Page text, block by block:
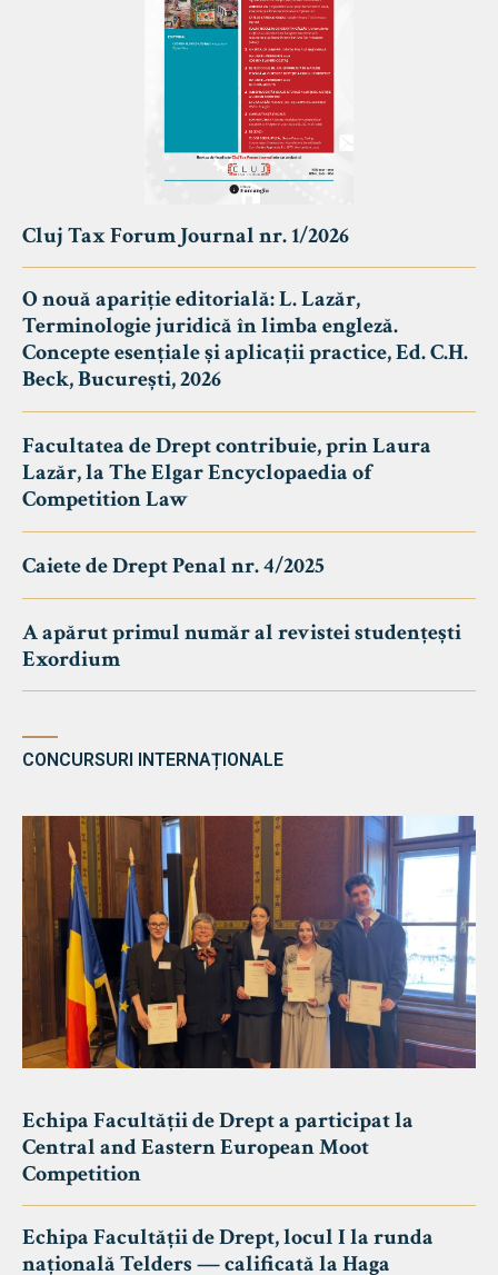
Cluj Tax Forum Journal nr. 1/2026
O nouă apariție editorială: L. Lazăr,
Terminologie juridică în limba engleză.
Concepte esențiale și aplicații practice, Ed. C.H.
Beck, București, 2026
Facultatea de Drept contribuie, prin Laura
Lazăr, la The Elgar Encyclopaedia of
Competition Law
Caiete de Drept Penal nr. 4/2025
A apărut primul număr al revistei studențești
Exordium
CONCURSURI INTERNAȚIONALE
Echipa Facultății de Drept a participat la
Central and Eastern European Moot
Competition
Echipa Facultății de Drept, locul I la runda
națională Telders — calificată la Haga